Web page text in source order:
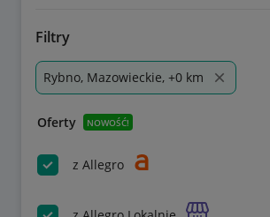
Filtry
Rybno, Mazowieckie, +0 km
Oferty NOWOŚĆ!
z Allegro